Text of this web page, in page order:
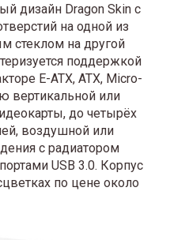
дизайн Dragon Skin с
на одной из
стеклом на другой
поддержкой
E-ATX, ATX, Micro-
вертикальной или
до четырёх
воздушной или
с радиатором
USB 3.0. Корпус
по цене около